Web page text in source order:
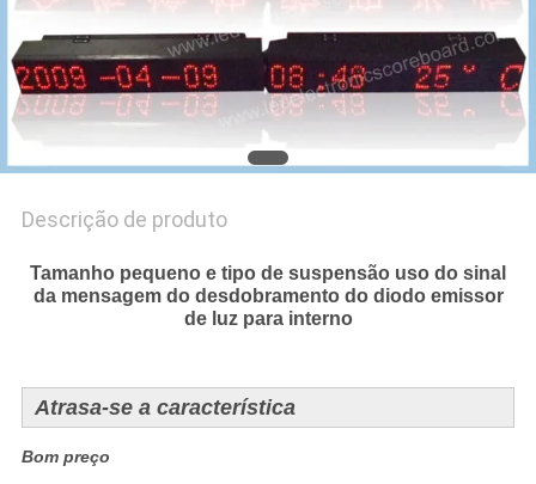
Descrição de produto
Tamanho pequeno e tipo de suspensão uso do sinal
da mensagem do desdobramento do diodo emissor
de luz para interno
Atrasa-se a característica
Bom preço